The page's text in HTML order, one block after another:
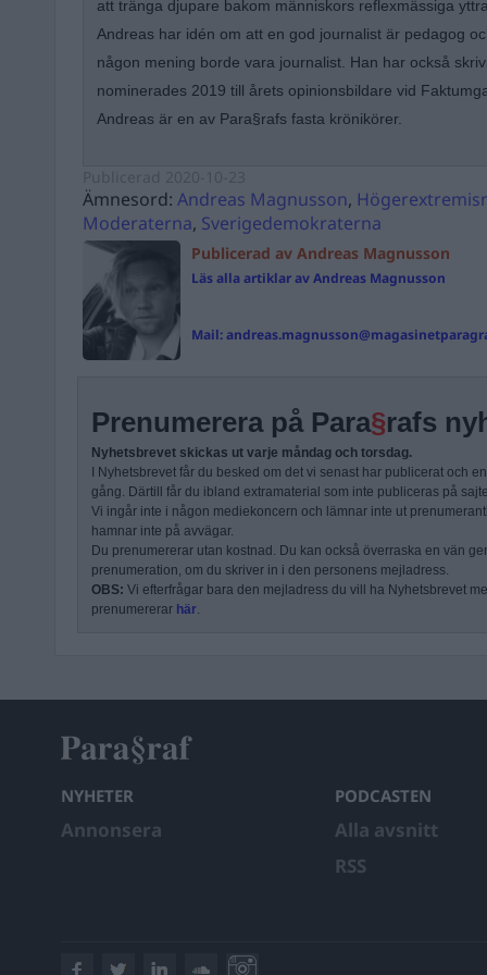
att tränga djupare bakom människors reflexmässiga
Andreas har idén om att en god journalist är pedagog
någon mening borde vara journalist. Han har också
nominerades 2019 till årets opinionsbildare vid
Andreas är en av Para§rafs fasta krönikörer.
Ämnesord: Andreas Magnusson,
Moderaterna, Sverigedemokraterna
Publicerad av Andreas Magnusson
Läs alla artiklar av Andreas Magnusson
Mail:
Prenumerera på Para§rafs
Nyhetsbrevet skickas ut varje måndag och torsdag.
I Nyhetsbrevet får du besked om det vi senast har publicerat och
gång. Därtill får du ibland extramaterial som inte publiceras på
Vi ingår inte i någon mediekoncern och lämnar inte ut
hamnar inte på avvägar.
Du prenumererar utan kostnad. Du kan också överraska en vän
prenumeration, om du skriver in i den personens mejladress.
OBS: Vi efterfrågar bara den mejladress du vill ha Nyhetsbrevet
prenumererar här.
NYHETER
Annonsera
PODCASTEN
Alla avsnitt
RSS